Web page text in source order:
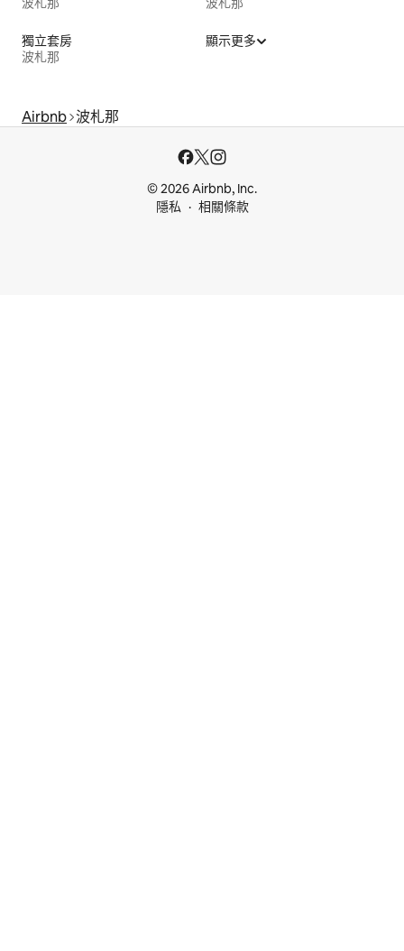
獨立套房
波札那
顯示更多
Airbnb 波札那
© 2026 Airbnb, Inc.
隱私
相關條款